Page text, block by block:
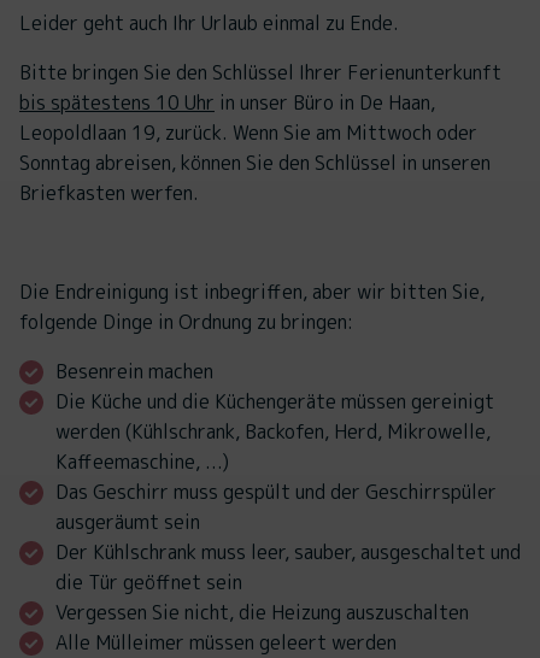
Leider geht auch Ihr Urlaub einmal zu Ende.
Bitte bringen Sie den Schlüssel Ihrer Ferienunterkunft
bis spätestens 10 Uhr in unser Büro in De Haan,
Leopoldlaan 19, zurück. Wenn Sie am Mittwoch oder
Sonntag abreisen, können Sie den Schlüssel in unseren
Briefkasten werfen.
Die Endreinigung ist inbegriffen, aber wir bitten Sie,
folgende Dinge in Ordnung zu bringen:
Besenrein machen
Die Küche und die Küchengeräte müssen gereinigt
werden (Kühlschrank, Backofen, Herd, Mikrowelle,
Kaffeemaschine, ...)
Das Geschirr muss gespült und der Geschirrspüler
ausgeräumt sein
Der Kühlschrank muss leer, sauber, ausgeschaltet und
die Tür geöffnet sein
Vergessen Sie nicht, die Heizung auszuschalten
Alle Mülleimer müssen geleert werden